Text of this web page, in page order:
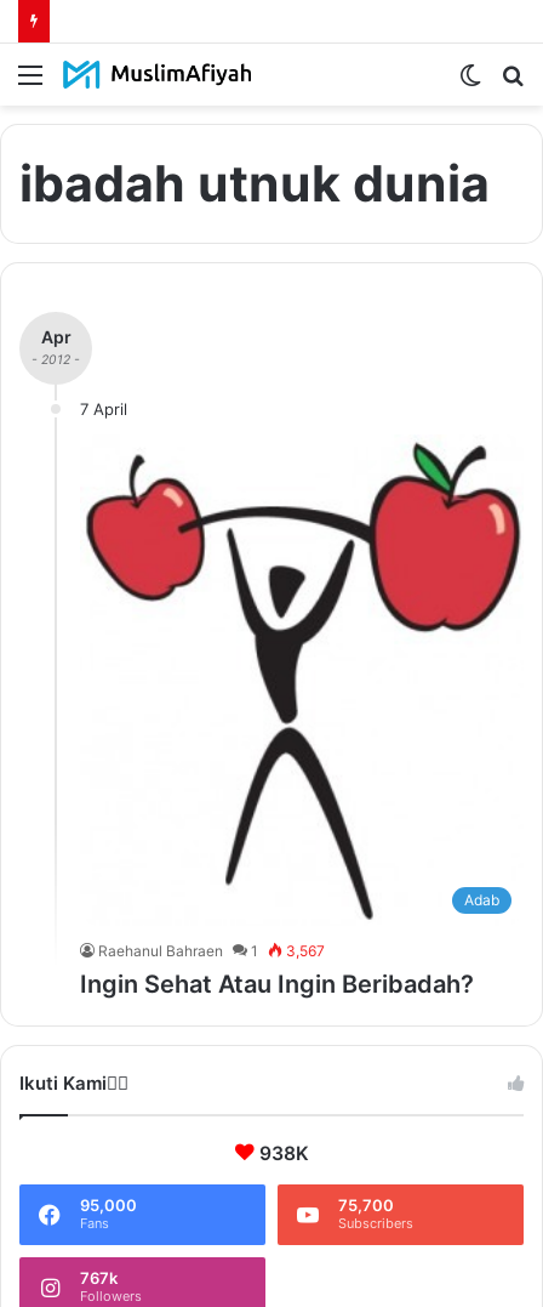
Menu
Switch
ibadah utnuk dunia
Apr
- 2012 -
7 April
Adab
Raehanul Bahraen 1 3,567
Ingin Sehat Atau Ingin Beribadah?
Ikuti Kami❤️‍🔥
938K
95,000
Fans
75,700
Subscribers
767k
Followers